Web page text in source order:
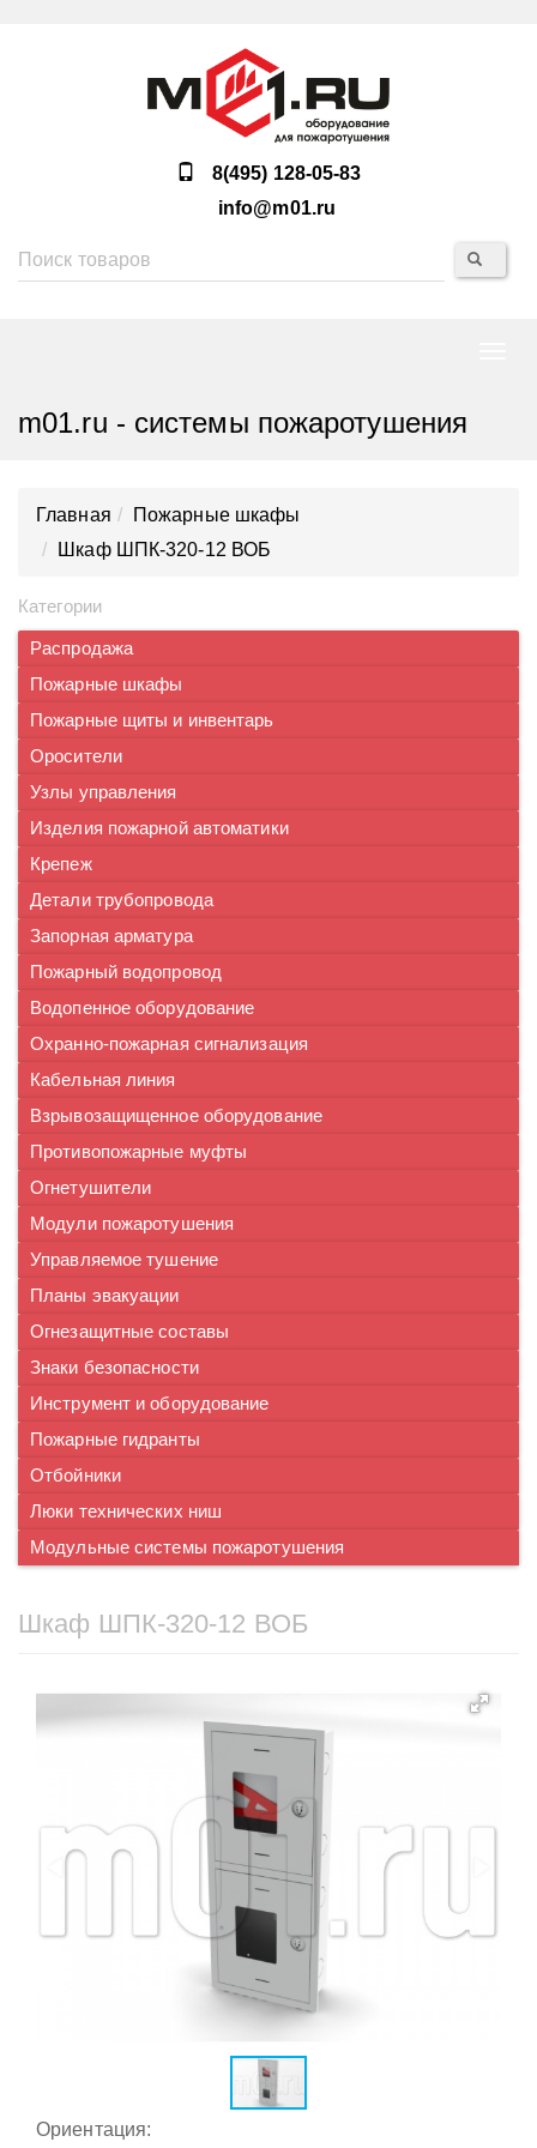
8(495) 128-05-83
info@m01.ru
m01.ru - системы пожаротушения
Главная
Пожарные шкафы
Шкаф ШПК-320-12 ВОБ
Категории
Распродажа
Пожарные шкафы
Пожарные щиты и инвентарь
Оросители
Узлы управления
Изделия пожарной автоматики
Крепеж
Детали трубопровода
Запорная арматура
Пожарный водопровод
Водопенное оборудование
Охранно-пожарная сигнализация
Кабельная линия
Взрывозащищенное оборудование
Противопожарные муфты
Огнетушители
Модули пожаротушения
Управляемое тушение
Планы эвакуации
Огнезащитные составы
Знаки безопасности
Инструмент и оборудование
Пожарные гидранты
Отбойники
Люки технических ниш
Модульные системы пожаротушения
Шкаф ШПК-320-12 ВОБ
Ориентация: